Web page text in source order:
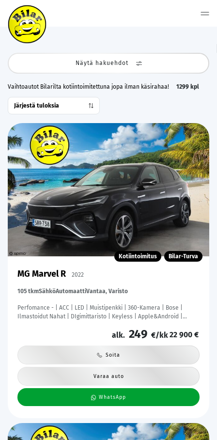
Näytä hakuehdot
Vaihtoautot Bilarilta kotiintoimitettuna jopa ilman käsirahaa! 1299 kpl
Kotiintoimitus Bilar-Turva
MG Marvel R 2022
105 tkmSähköAutomaattiVantaa, Varisto
Perfomance - | ACC | LED | Muistipenkki | 360-Kamera | Bose |
Ilmastoidut Nahat | DIgimittaristo | Keyless | Apple&Android |
alk. 249 €/kk22 900 €
Soita
Varaa auto
WhatsApp